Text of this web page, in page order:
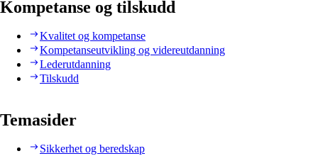
Kompetanse og tilskudd
Kvalitet og kompetanse
Kompetanseutvikling og videreutdanning
Lederutdanning
Tilskudd
Temasider
Sikkerhet og beredskap